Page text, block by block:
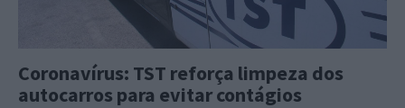
Coronavírus: TST reforça limpeza dos
autocarros para evitar contágios